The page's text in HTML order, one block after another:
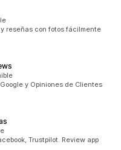
reseñas con fotos fácilmente
y Opiniones de Clientes
Trustpilot. Review app